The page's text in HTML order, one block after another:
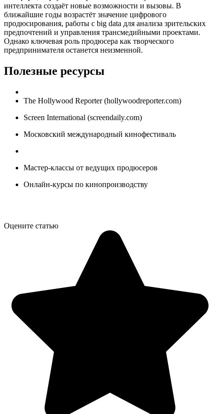
интеллекта создаёт новые возможности и вызовы. В
ближайшие годы возрастёт значение цифрового
продюсирования, работы с big data для анализа зрительских
предпочтений и управления трансмедийными проектами.
Однако ключевая роль продюсера как творческого
предпринимателя останется неизменной.
Полезные ресурсы
The Hollywood Reporter (hollywoodreporter.com)
Screen International (screendaily.com)
Московский международный кинофестиваль
Мастер-классы от ведущих продюсеров
Онлайн-курсы по кинопроизводству
Оцените статью